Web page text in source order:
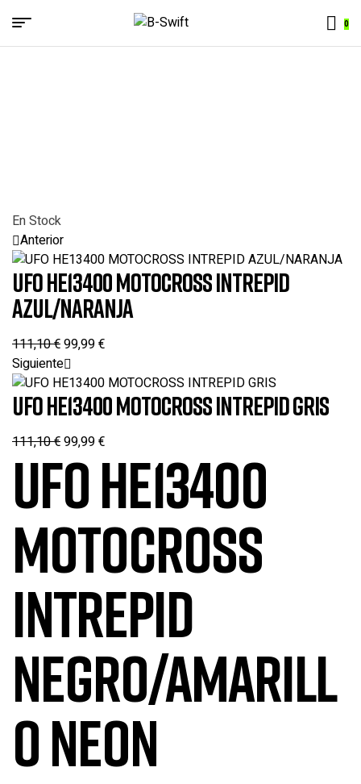
B-
0
Menu
En Stock
Anterior
UFO HE13400 MOTOCROSS INTREPID
AZUL/NARANJA
111,10€99,99€
Siguiente
UFO HE13400 MOTOCROSS INTREPID GRIS
111,10€99,99€
UFO HE13400
MOTOCROSS
INTREPID
NEGRO/AMARILL
O NEON